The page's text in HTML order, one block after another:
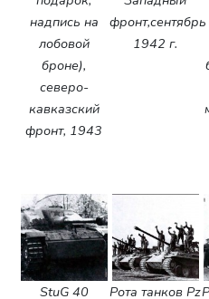
надпись на
лобовой
броне),
северо-
кавказский
фронт, 1943
фронт,сентябрь
1942 г.
StuG 40
Рота танков Pz